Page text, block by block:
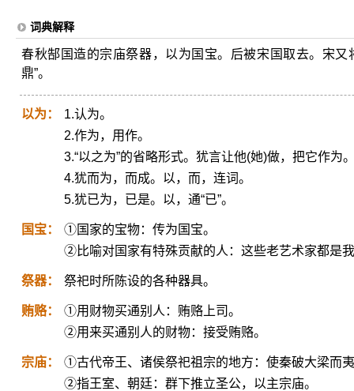
词典解释
春秋郜国造的宗庙祭器，以为国宝。后被宋国取去。宋
鼎”。
以为：
1.认为。
2.作为，用作。
3.“以之为”的省略形式。犹言让他(她)做，把它作为
4.犹而为，而成。以，而，连词。
5.犹已为，已是。以，通“已”。
国宝：
①国家的宝物：传为国宝。
②比喻对国家有特殊贡献的人：这些老艺术家都是
祭器： 祭祀时所陈设的各种器具。
贿赂：
①用财物买通别人：贿赂上司。
②用来买通别人的财物：接受贿赂。
宗庙：
①古代帝王、诸侯祭祀祖宗的地方：使秦破大梁而
②指王室、朝廷：群下推立圣公，以主宗庙。